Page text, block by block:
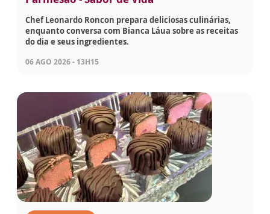
Chef Leonardo Roncon prepara deliciosas culinárias,
enquanto conversa com Bianca Láua sobre as receitas
do dia e seus ingredientes.
06 AGO 2026 - 13H15